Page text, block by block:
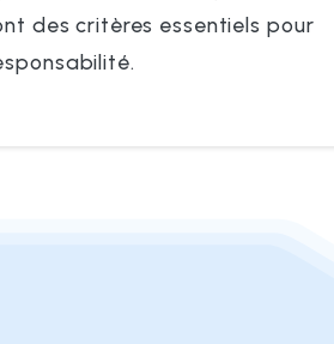
des critères essentiels pour